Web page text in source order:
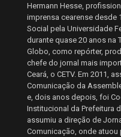
Hermann Hesse,
imprensa cearense desde
Social pela Universidade
durante quase 20 anos na
Globo, como repórter,
chefe do jornal mais
Ceará, o CETV. Em 2011,
Comunicação da
e, dois anos depois, foi
Institucional da Prefeitura
assumiu a direção de
Comunicação, onde atuou